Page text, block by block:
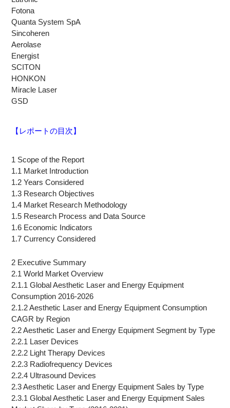
Fotona
Quanta System SpA
Sincoheren
Aerolase
Energist
SCITON
HONKON
Miracle Laser
GSD
【レポートの目次】
1 Scope of the Report
1.1 Market Introduction
1.2 Years Considered
1.3 Research Objectives
1.4 Market Research Methodology
1.5 Research Process and Data Source
1.6 Economic Indicators
1.7 Currency Considered
2 Executive Summary
2.1 World Market Overview
2.1.1 Global Aesthetic Laser and Energy Equipment
Consumption 2016-2026
2.1.2 Aesthetic Laser and Energy Equipment Consumption
CAGR by Region
2.2 Aesthetic Laser and Energy Equipment Segment by Type
2.2.1 Laser Devices
2.2.2 Light Therapy Devices
2.2.3 Radiofrequency Devices
2.2.4 Ultrasound Devices
2.3 Aesthetic Laser and Energy Equipment Sales by Type
2.3.1 Global Aesthetic Laser and Energy Equipment Sales